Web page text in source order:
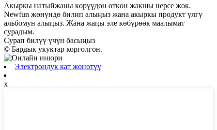
Акыркы натыйжаны көрүүдөн өткөн жакшы нерсе жок.
Newfun жөнүндө билип алыңыз жана акыркы продукт үлгү
альбомун алыңыз. Жана жаңы эле көбүрөөк маалымат
сурадым.
Сурап ​​билүү үчүн басыңыз
© Бардык укуктар корголгон.
Электрондук кат жөнөтүү
x